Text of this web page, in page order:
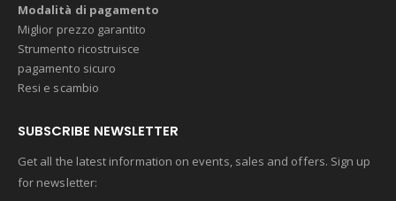
Modalità di pagamento
Miglior prezzo garantito
Strumento ricostruisce
pagamento sicuro
Resi e scambio
SUBSCRIBE NEWSLETTER
Get all the latest information on events, sales and offers. Sign up
for newsletter: